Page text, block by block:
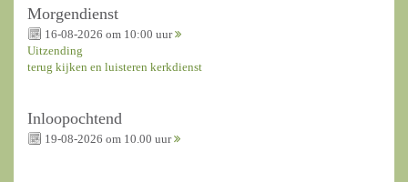
Morgendienst
16-08-2026 om 10:00 uur
Uitzending
terug kijken en luisteren kerkdienst
Inloopochtend
19-08-2026 om 10.00 uur